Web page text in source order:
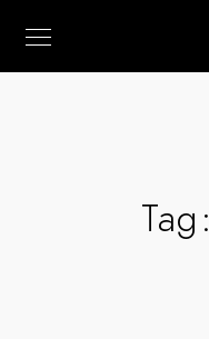
Tag: